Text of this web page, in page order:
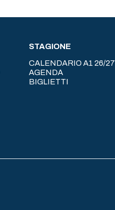
STAGIONE
CALENDARIO A1 26/27
AGENDA
BIGLIETTI